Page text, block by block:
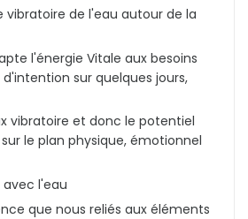
vibratoire de l'eau autour de la
l'énergie Vitale aux besoins
sur quelques jours,
vibratoire et donc le potentiel
le plan physique, émotionnel
l'eau
que nous reliés aux éléments